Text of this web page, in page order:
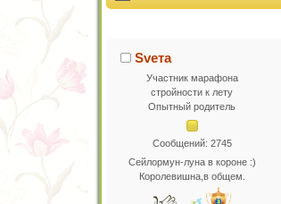
Sveта
Участник марафона
стройности к лету
Опытный родитель
Сообщений: 2745
Сейлормун-луна в короне :)
Королевишна,в общем.